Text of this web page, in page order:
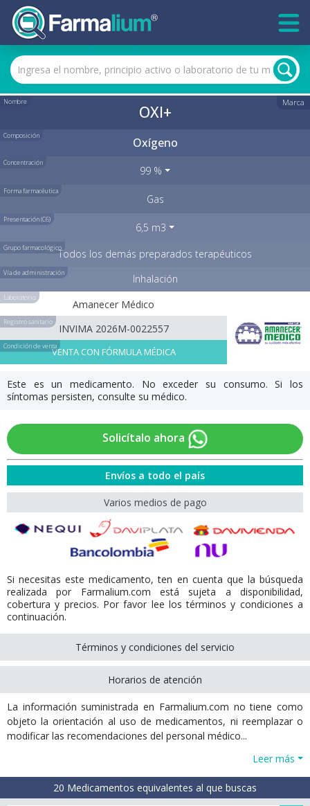
Nombre Marca
OXI+
Composición Oxígeno
Concentración
99 %
Forma farmacéutica
Gas
Presentación (C6)
6,5 m3
Grupo farmacológicoTodos los demás preparados terapéuticos
Vía de administración Inhalación
Laboratorio
Amanecer Médico
Registro sanitario
INVIMA 2026M-0022557
Condición de ventaVENTA CON FÓRMULA MÉDICA
Este es un medicamento. No exceder su consumo. Si los
síntomas persisten, consulte su médico.
Solicítalo ahora
Envíos a todo el país
Varios medios de pago
Si necesitas este medicamento, ten en cuenta que la búsqueda
realizada por Farmalium.com está sujeta a disponibilidad,
cobertura y precios. Por favor lee los términos y condiciones a
continuación.
Términos y condiciones del servicio
Horarios de atención
La información suministrada en Farmalium.com no tiene como
objeto la orientación al uso de medicamentos, ni reemplazar o
modificar las recomendaciones del personal médico...
Leer más
20 Medicamentos equivalentes al que buscas